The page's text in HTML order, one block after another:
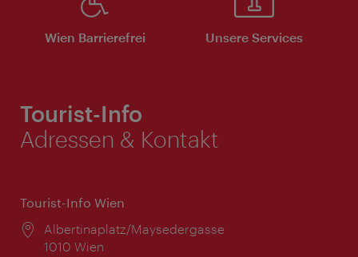
Wien Barrierefrei Unsere Services
Tourist-Info
Adressen & Kontakt
Tourist-Info Wien
Ort:
Albertinaplatz/Maysedergasse
1010 Wien